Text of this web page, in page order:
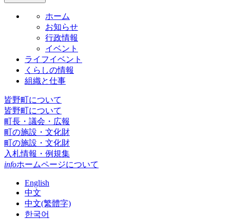
ホーム
お知らせ
行政情報
イベント
ライフイベント
くらしの情報
組織と仕事
皆野町について
皆野町について
町長・議会・広報
町の施設・文化財
町の施設・文化財
入札情報・例規集
infoホームページについて
English
中文
中文(繁體字)
한국어